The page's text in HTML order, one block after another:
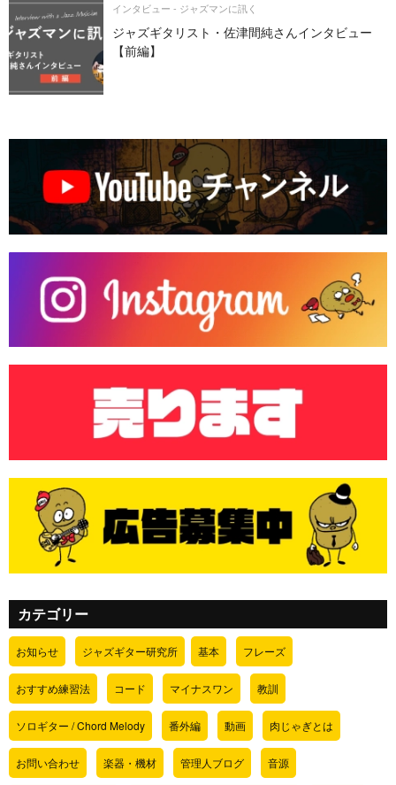
インタビュー - ジャズマンに訊く
ジャズギタリスト・佐津間純さんインタビュー
【前編】
カテゴリー
お知らせ ジャズギター研究所 基本 フレーズ
おすすめ練習法 コード マイナスワン 教訓
ソロギター / Chord Melody 番外編 動画 肉じゃぎとは
お問い合わせ 楽器・機材 管理人ブログ 音源